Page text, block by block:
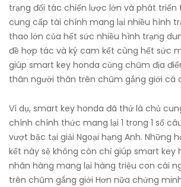
trạng đối tác chiến lược lớn và phát triển
cung cấp tài chính mang lại nhiều hình
thao lớn của hết sức nhiều hình trạng
đề hợp tác và ký cam kết cùng hết sức
giúp smart key honda củng chũm địa
thân người thân trên chũm gắng giới cá
Ví dụ, smart key honda đã thử là chủ
chính chính thức mang lại 1 trong 1 số
vượt bậc tại giải Ngoại hạng Anh. Những
kết này sẽ không còn chỉ giúp smart key
nhãn hàng mang lại hàng triệu con cái
trên chũm gắng giới Hơn nữa chứng